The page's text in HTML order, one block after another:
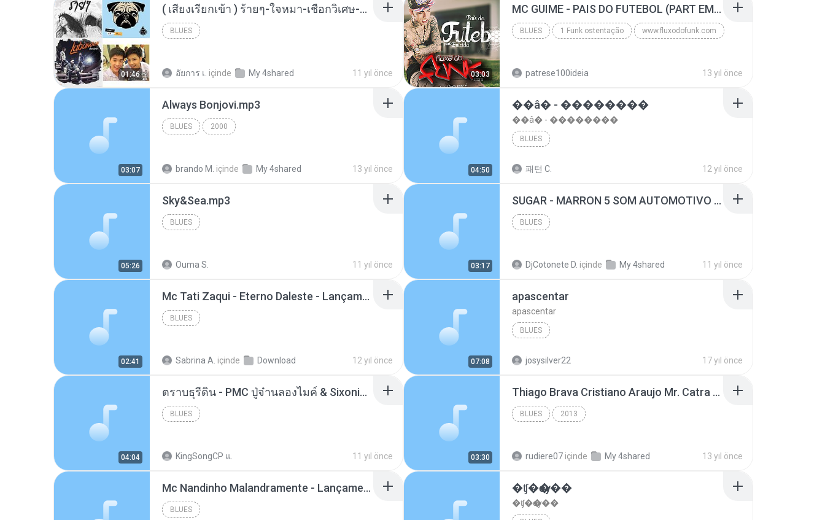
01:46
( เสียงเรียกเข้า ) ร้ายๆ-ใจหมา-เชือกวิเศษ-ว้าเหว่.mp3
BLUES
อัยการ เ. içinde My 4shared 11 yıl önce 03:03
MC GUIME - PAIS DO FUTEBOL (PART EMICIDA) 2014.mp3
BLUES 1 Funk ostentação www.fluxodofunk.com
patrese100ideia 13 yıl önce
03:07
Always Bonjovi.mp3
BLUES 2000
brando M. içinde My 4shared 13 yıl önce 04:50
��â� - ��������
��â� - ��������
BLUES
패턴 C. 12 yıl önce
05:26
Sky&Sea.mp3
BLUES
Ouma S. 11 yıl önce 03:17
SUGAR - MARRON 5 SOM AUTOMOTIVO (DJ COTONETE BHZ).mp3
BLUES
DjCotonete D. içinde My 4shared 11 yıl önce
02:41
Mc Tati Zaqui - Eterno Daleste - Lançamento 2014.mp3
BLUES
Sabrina A. içinde Download 12 yıl önce 07:08
apascentar
apascentar
BLUES
josysilver22 17 yıl önce
04:04
ตราบธุรีดิน - PMC ปู่จ๋านลองไมค์ & Sixonine ( Cover Version ).mp3
BLUES
KingSongCP แ. 11 yıl önce 03:30
Thiago Brava Cristiano Araujo Mr. Catra - Ta Soltinha.mp3
BLUES 2013
rudiere07 içinde My 4shared 13 yıl önce
Mc Nandinho Malandramente - Lançamento 2016.mp3
BLUES
�ʧ�ѹ���
�ʧ�ѹ���